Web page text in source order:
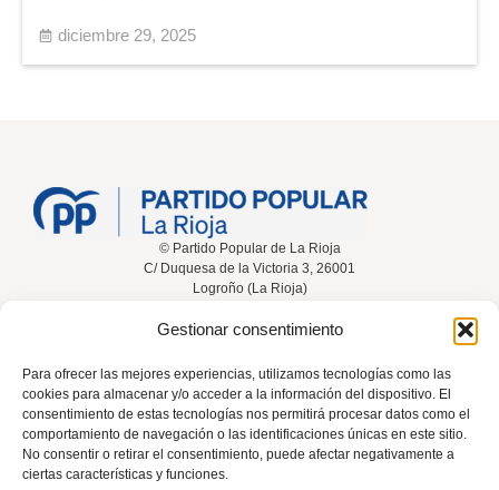
Gestionar consentimiento
Para ofrecer las mejores experiencias, utilizamos tecnologías como las
cookies para almacenar y/o acceder a la información del dispositivo. El
consentimiento de estas tecnologías nos permitirá procesar datos como el
comportamiento de navegación o las identificaciones únicas en este sitio.
No consentir o retirar el consentimiento, puede afectar negativamente a
ciertas características y funciones.
diciembre 29, 2025
© Partido Popular de La Rioja
C/ Duquesa de la Victoria 3, 26001
Logroño (La Rioja)
Participa Contacta